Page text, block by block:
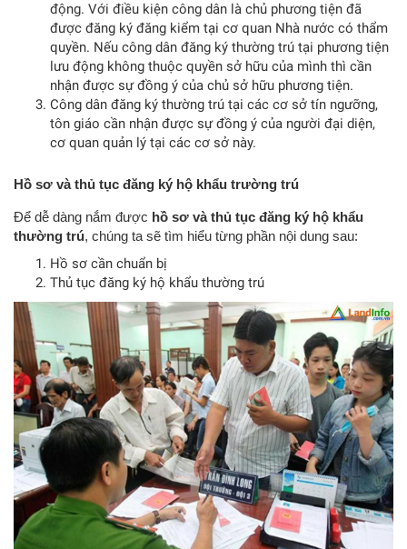
động. Với điều kiện công dân là chủ phương tiện đã
được đăng ký đăng kiểm tại cơ quan Nhà nước có thẩm
quyền. Nếu công dân đăng ký thường trú tại phương tiện
lưu động không thuộc quyền sở hữu của mình thì cần
nhận được sự đồng ý của chủ sở hữu phương tiện.
Công dân đăng ký thường trú tại các cơ sở tín ngưỡng,
tôn giáo cần nhận được sự đồng ý của người đại diện,
cơ quan quản lý tại các cơ sở này.
Hồ sơ và thủ tục đăng ký hộ khẩu trường trú
Để dễ dàng nắm được hồ sơ và thủ tục đăng ký hộ khẩu
thường trú, chúng ta sẽ tìm hiểu từng phần nội dung sau:
Hồ sơ cần chuẩn bị
Thủ tục đăng ký hộ khẩu thường trú